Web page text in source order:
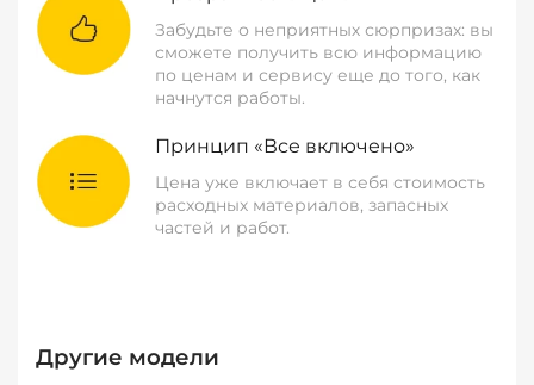
Забудьте о неприятных сюрпризах: вы
сможете получить всю информацию
по ценам и сервису еще до того, как
начнутся работы.
Принцип «Все включено»
Цена уже включает в себя стоимость
расходных материалов, запасных
частей и работ.
Другие модели